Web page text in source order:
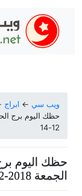
ويب سي ← ابراج
12-14
حظك اليوم
الجمعة 2018-12-14